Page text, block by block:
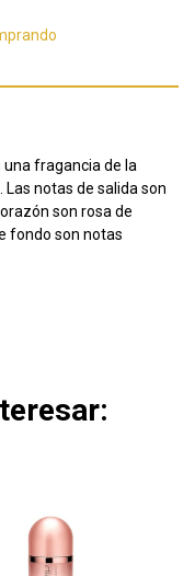
una fragancia de la
notas de salida son
son rosa de
fondo son notas